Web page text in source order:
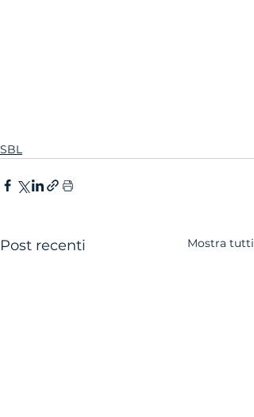
SBL
Post recenti Mostra tutti